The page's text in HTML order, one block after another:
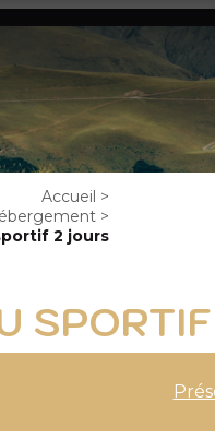
Accueil >
>
2 jours